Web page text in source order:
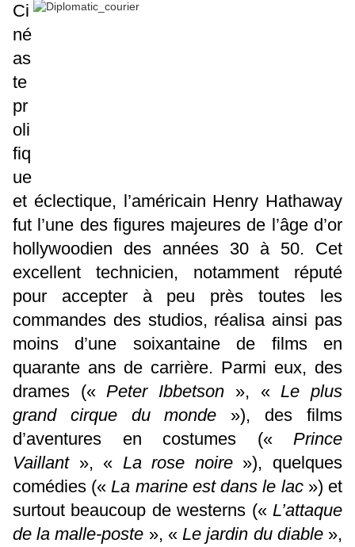
Ci
né
as
te
pr
oli
fiq
ue
et éclectique, l’américain Henry Hathaway
fut l’une des figures majeures de l’âge d’or
hollywoodien des années 30 à 50. Cet
excellent technicien, notamment réputé
pour accepter à peu près toutes les
commandes des studios, réalisa ainsi pas
moins d’une soixantaine de films en
quarante ans de carrière. Parmi eux, des
drames («Peter Ibbetson », «Le plus
grand cirque du monde »), des films
d’aventures en costumes (« Prince
Vaillant», « La rose noire»), quelques
comédies («La marine est dans le lac») et
surtout beaucoup de westerns (« L’attaque
de la malle-poste », «Le jardin du diable»,